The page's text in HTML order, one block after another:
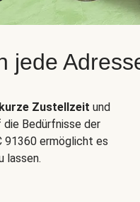
jede
Zustellzeit und
Bedürfnisse der
91360 ermöglicht es
lassen.